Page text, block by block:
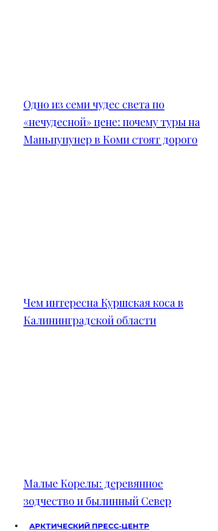
Одно из семи чудес света по
«нечудесной» цене: почему туры на
Маньпупунер в Коми стоят дорого
Чем интересна Куршская коса в
Калининградской области
Малые Корелы: деревянное
зодчество и былинный Север
АРКТИЧЕСКИЙ ПРЕСС-ЦЕНТР